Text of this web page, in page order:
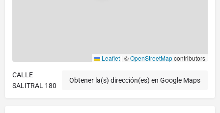
Leaflet | ©OpenStreetMapcontributors
CALLE
SALITRAL 180
Obtener la(s) dirección(es) en Google Maps